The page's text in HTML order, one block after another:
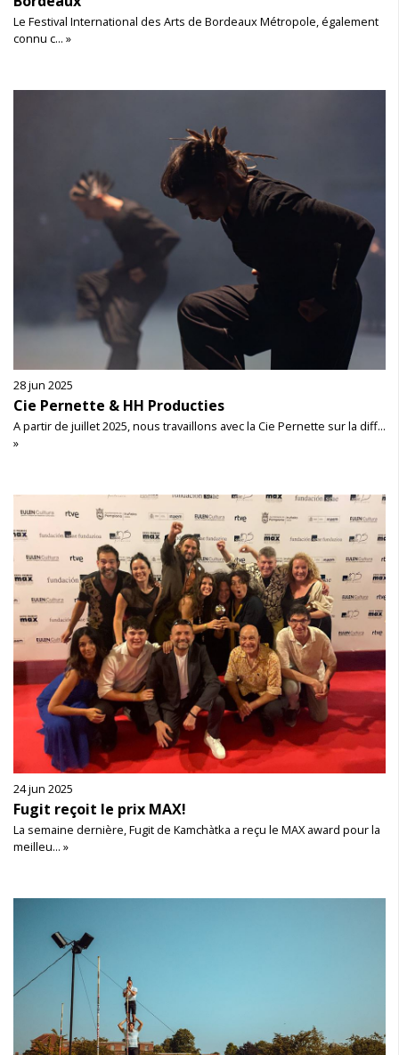
Le Festival International des Arts de Bordeaux Métropole, également
connu c... »
28 jun 2025
Cie Pernette & HH Producties
A partir de juillet 2025, nous travaillons avec la Cie Pernette sur la diff...
»
24 jun 2025
Fugit reçoit le prix MAX!
La semaine dernière, Fugit de Kamchàtka a reçu le MAX award pour la
meilleu... »